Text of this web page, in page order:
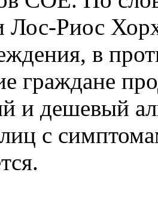
Лос-Риос
в
граждане
и дешевый
с